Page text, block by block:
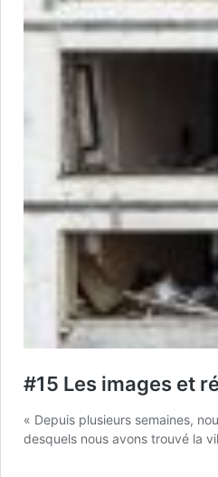
#15 Les images et
« Depuis plusieurs semaines,
desquels nous avons trouvé la